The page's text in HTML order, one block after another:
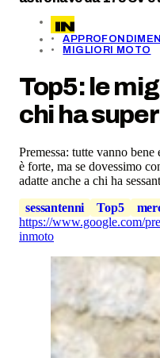
MIGLIORI MOTO
Top5: le
chi ha
Premessa: tutte vanno
è forte, ma se dovessimo
adatte anche a chi ha
sessantenni
Top5
https://www.google.com/
inmoto